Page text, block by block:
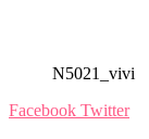
N5021_vivi
Facebook Twitter